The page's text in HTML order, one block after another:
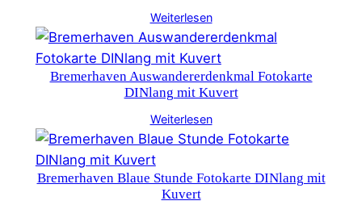
Weiterlesen
Bremerhaven Auswandererdenkmal Fotokarte
DINlang mit Kuvert
Weiterlesen
Bremerhaven Blaue Stunde Fotokarte DINlang mit
Kuvert